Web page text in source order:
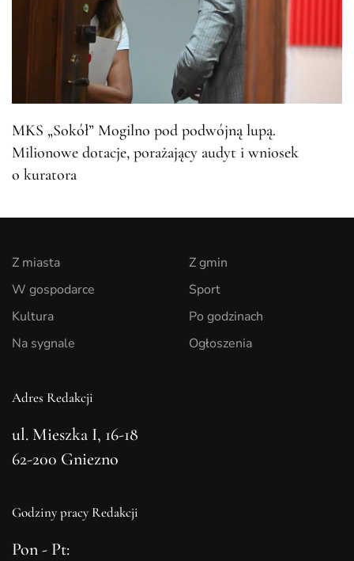
MKS „Sokół” Mogilno pod podwójną lupą.
Milionowe dotacje, porażający audyt i wniosek
o kuratora
Z miasta
W gospodarce
Kultura
Na sygnale
Z gmin
Sport
Po godzinach
Ogłoszenia
Adres Redakcji
ul. Mieszka I, 16-18
62-200 Gniezno
Godziny pracy Redakcji
Pon - Pt: